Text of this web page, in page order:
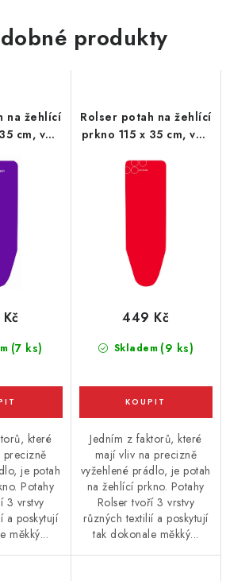
produkty
na žehlící
cm, vel.
(7 ks)
které
je potah
Potahy
3 vrstvy
a poskytují
měkký...
Rolser potah na žehlící
prkno 115 x 35 cm, vel.
červený
Skladem (9 ks)
449 Kč
Jedním z faktorů, které
mají vliv na precizně
vyžehlené prádlo, je potah
na žehlící prkno. Potahy
Rolser tvoří 3 vrstvy
různých textilií a poskytují
tak dokonale měkký...